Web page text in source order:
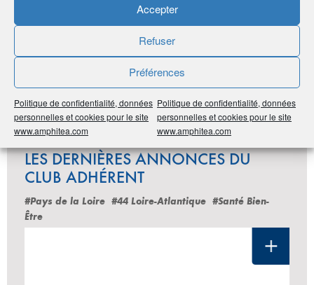
Accepter
Refuser
Préférences
Politique de confidentialité, données
personnelles et cookies pour le site
www.amphitea.com
Politique de confidentialité, données
personnelles et cookies pour le site
www.amphitea.com
Imprimer
Partager
LES DERNIÈRES ANNONCES DU
CLUB ADHÉRENT
#Pays de la Loire #44 Loire-Atlantique #Santé Bien-
Être